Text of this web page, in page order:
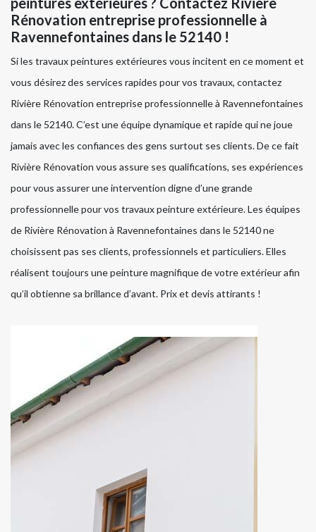
Rénovation entreprise professionnelle à
Ravennefontaines dans le 52140 !
Si les travaux peintures extérieures vous incitent en ce moment et
vous désirez des services rapides pour vos travaux, contactez
Rivière Rénovation entreprise professionnelle à Ravennefontaines
dans le 52140. C’est une équipe dynamique et rapide qui ne joue
jamais avec les confiances des gens surtout ses clients. De ce fait
Rivière Rénovation vous assure ses qualifications, ses expériences
pour vous assurer une intervention digne d’une grande
professionnelle pour vos travaux peinture extérieure. Les équipes
de Rivière Rénovation à Ravennefontaines dans le 52140 ne
choisissent pas ses clients, professionnels et particuliers. Elles
réalisent toujours une peinture magnifique de votre extérieur afin
qu’il obtienne sa brillance d’avant. Prix et devis attirants !